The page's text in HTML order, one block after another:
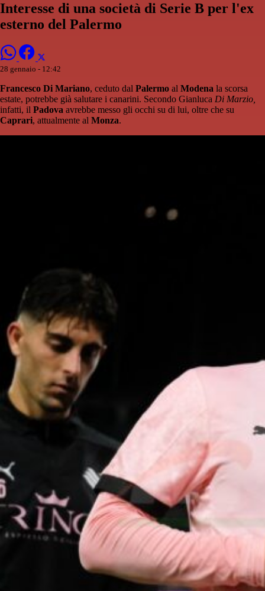
Interesse di una società di Serie B per l'ex
esterno del Palermo
28 gennaio - 12:42
Francesco Di Mariano, ceduto dal Palermo al Modena la scorsa
estate, potrebbe già salutare i canarini. Secondo Gianluca Di Marzio,
infatti, il Padova avrebbe messo gli occhi su di lui, oltre che su
Caprari, attualmente al Monza.